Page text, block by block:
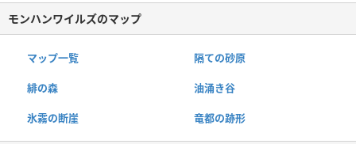
モンハンワイルズのマップ
マップ一覧 隔ての砂原
緋の森 油涌き谷
氷霧の断崖 竜都の跡形